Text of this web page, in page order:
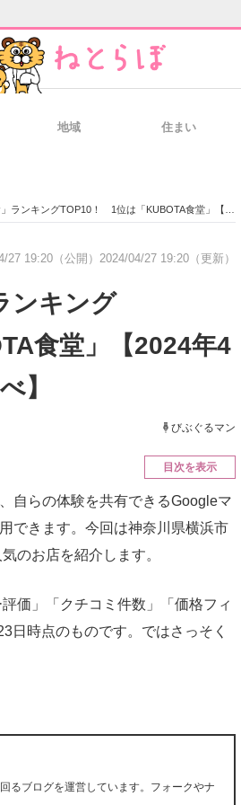
経営リー
IT製品の技術・比較・事例 製造業
エネル
地域 住まい
グTOP10！ 1位は「KUBOTA食堂」【2024年4月版／Googleクチコミ調べ】
27 19:20（公開） 2024/04/27 19:20（更新）
ンキング
食堂」【2024年4
】
びぶぐるマン
目次を表示
自らの体験を共有できるGoogleマ
できます。今回は神奈川県横浜市
のお店を紹介します。
価」「クチコミ件数」「価格フィ
日時点のものです。ではさっそく
るブログを運営しています。フォークやナ